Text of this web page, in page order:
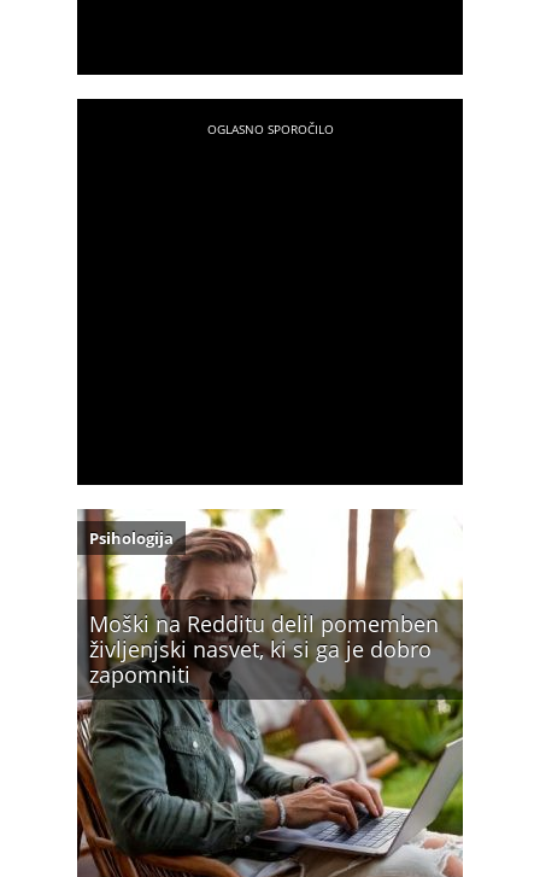
Moški na Redditu delil pomemben
življenjski nasvet, ki si ga je dobro
zapomniti
Psihologija